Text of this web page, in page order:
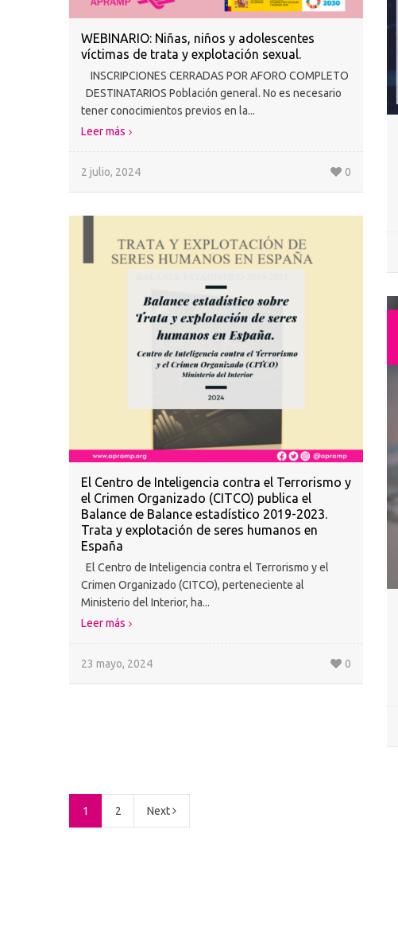
WEBINARIO: Niñas, niños y adolescentes
víctimas de trata y explotación sexual.
INSCRIPCIONES CERRADAS POR AFORO COMPLETO
DESTINATARIOS Población general. No es necesario
tener conocimientos previos en la...
Leer más
2 julio, 2024 0
El Centro de Inteligencia contra el Terrorismo y
el Crimen Organizado (CITCO) publica el
Balance de Balance estadístico 2019-2023.
Trata y explotación de seres humanos en
España
El Centro de Inteligencia contra el Terrorismo y el
Crimen Organizado (CITCO), perteneciente al
Ministerio del Interior, ha...
Leer más
23 mayo, 2024 0
1 2 Next